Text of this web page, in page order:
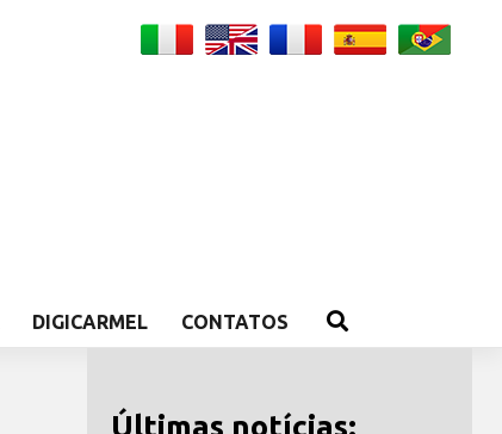
DIGICARMEL CONTATOS
Últimas notícias: